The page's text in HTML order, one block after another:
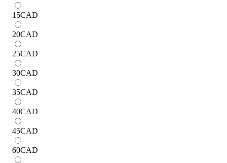
15CAD
20CAD
25CAD
30CAD
35CAD
40CAD
45CAD
60CAD